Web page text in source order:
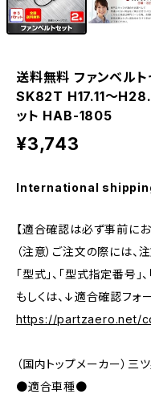
送料無料 ファンベル
SK82T H17.11～
ット HAB-1805
¥3,743
International
【適合確認は必ず事前にお
（注意）ご注文の際には、
「型式」、「型式指定番号
もしくは、↓適合確認フォ
https://partzaero.net/
（国内トップメーカー）三
●適合車種●